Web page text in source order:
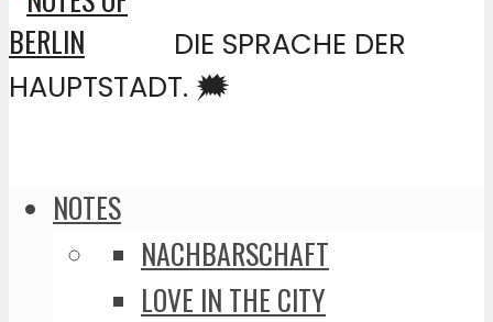
DIE SPRACHE DER
HAUPTSTADT. 🗯️
NOTES
NACHBARSCHAFT
LOVE IN THE CITY